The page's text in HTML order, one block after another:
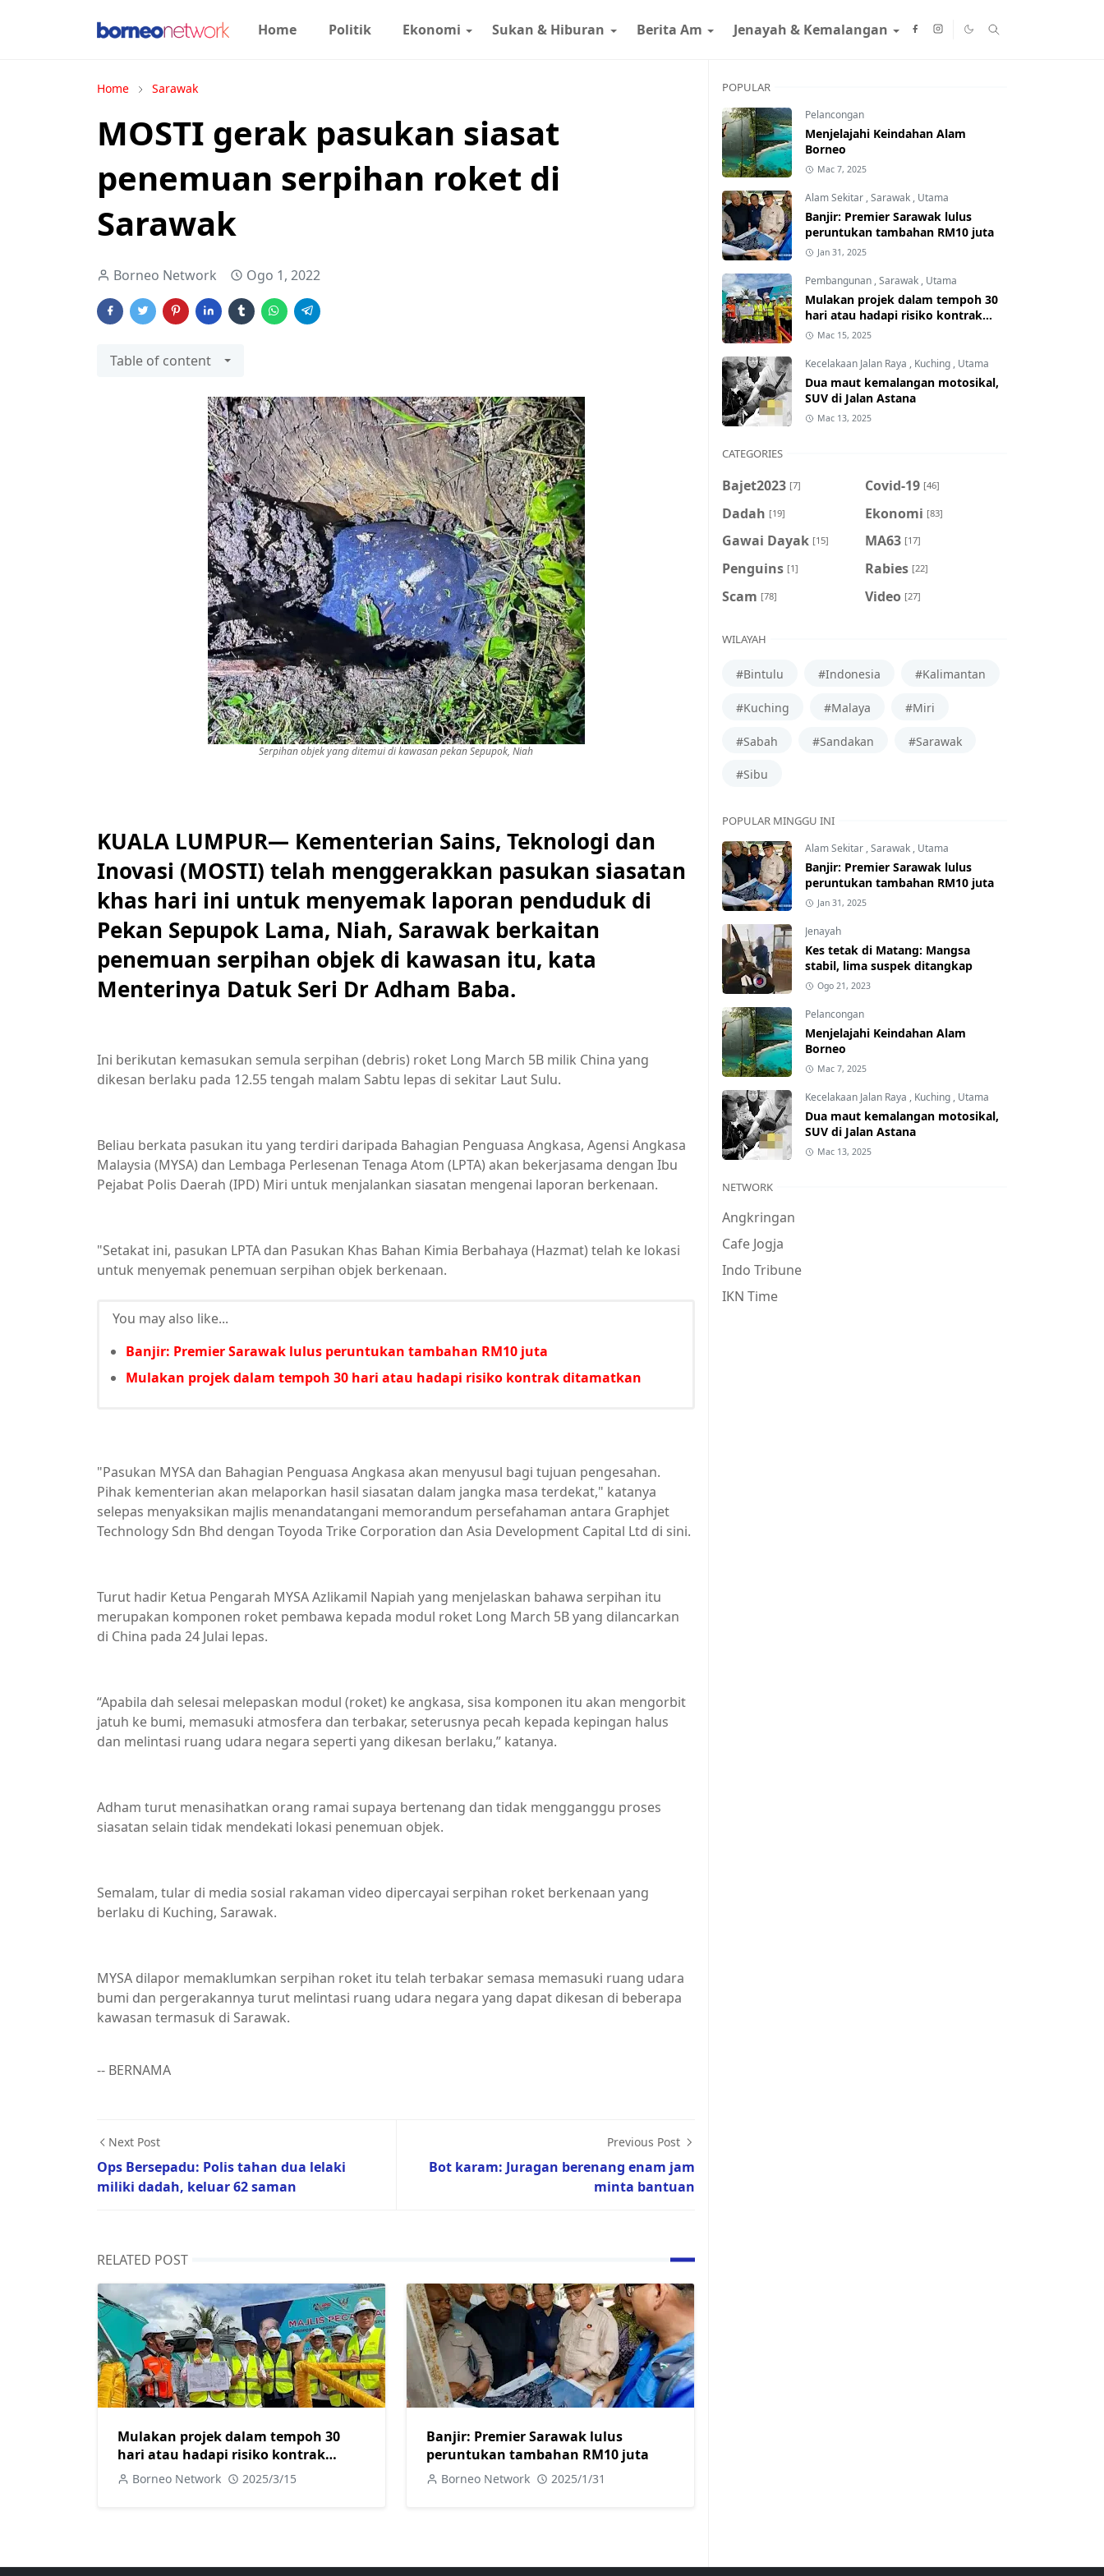
Home Politik Ekonomi Sukan & Hiburan Berita Am Jenayah & Kemalangan
Home Sarawak
MOSTI gerak pasukan siasat
penemuan serpihan roket di
Sarawak
Borneo Network Ogo 1, 2022
Table of content
Serpihan objek yang ditemui di kawasan pekan Sepupok, Niah
KUALA LUMPUR— Kementerian Sains, Teknologi dan
Inovasi (MOSTI) telah menggerakkan pasukan siasatan
khas hari ini untuk menyemak laporan penduduk di
Pekan Sepupok Lama, Niah, Sarawak berkaitan
penemuan serpihan objek di kawasan itu, kata
Menterinya Datuk Seri Dr Adham Baba.
Ini berikutan kemasukan semula serpihan (debris) roket Long March 5B milik China yang
dikesan berlaku pada 12.55 tengah malam Sabtu lepas di sekitar Laut Sulu.
Beliau berkata pasukan itu yang terdiri daripada Bahagian Penguasa Angkasa, Agensi Angkasa
Malaysia (MYSA) dan Lembaga Perlesenan Tenaga Atom (LPTA) akan bekerjasama dengan Ibu
Pejabat Polis Daerah (IPD) Miri untuk menjalankan siasatan mengenai laporan berkenaan.
"Setakat ini, pasukan LPTA dan Pasukan Khas Bahan Kimia Berbahaya (Hazmat) telah ke lokasi
untuk menyemak penemuan serpihan objek berkenaan.
You may also like...
Banjir: Premier Sarawak lulus peruntukan tambahan RM10 juta
Mulakan projek dalam tempoh 30 hari atau hadapi risiko kontrak ditamatkan
"Pasukan MYSA dan Bahagian Penguasa Angkasa akan menyusul bagi tujuan pengesahan.
Pihak kementerian akan melaporkan hasil siasatan dalam jangka masa terdekat," katanya
selepas menyaksikan majlis menandatangani memorandum persefahaman antara Graphjet
Technology Sdn Bhd dengan Toyoda Trike Corporation dan Asia Development Capital Ltd di sini.
Turut hadir Ketua Pengarah MYSA Azlikamil Napiah yang menjelaskan bahawa serpihan itu
merupakan komponen roket pembawa kepada modul roket Long March 5B yang dilancarkan
di China pada 24 Julai lepas.
“Apabila dah selesai melepaskan modul (roket) ke angkasa, sisa komponen itu akan mengorbit
jatuh ke bumi, memasuki atmosfera dan terbakar, seterusnya pecah kepada kepingan halus
dan melintasi ruang udara negara seperti yang dikesan berlaku,” katanya.
Adham turut menasihatkan orang ramai supaya bertenang dan tidak mengganggu proses
siasatan selain tidak mendekati lokasi penemuan objek.
Semalam, tular di media sosial rakaman video dipercayai serpihan roket berkenaan yang
berlaku di Kuching, Sarawak.
MYSA dilapor memaklumkan serpihan roket itu telah terbakar semasa memasuki ruang udara
bumi dan pergerakannya turut melintasi ruang udara negara yang dapat dikesan di beberapa
kawasan termasuk di Sarawak.
-- BERNAMA
Next Post
Ops Bersepadu: Polis tahan dua lelaki
miliki dadah, keluar 62 saman
Previous Post
Bot karam: Juragan berenang enam jam
minta bantuan
RELATED POST
Mulakan projek dalam tempoh 30
hari atau hadapi risiko kontrak
ditamatkan
Borneo Network 2025/3/15
Banjir: Premier Sarawak lulus
peruntukan tambahan RM10 juta
Borneo Network 2025/1/31
POPULAR
Pelancongan
Menjelajahi Keindahan Alam
Borneo
Mac 7, 2025
Alam Sekitar ,Sarawak , Utama
Banjir: Premier Sarawak lulus
peruntukan tambahan RM10 juta
Jan 31, 2025
Pembangunan ,Sarawak , Utama
Mulakan projek dalam tempoh 30
hari atau hadapi risiko kontrak
ditamatkan
Mac 15, 2025
Kecelakaan Jalan Raya , Kuching , Utama
Dua maut kemalangan motosikal,
SUV di Jalan Astana
Mac 13, 2025
CATEGORIES
Bajet2023 [7] Covid-19 [46]
Dadah [19] Ekonomi [83]
Gawai Dayak [15] MA63 [17]
Penguins [1] Rabies [22]
Scam [78] Video [27]
WILAYAH
#Bintulu #Indonesia #Kalimantan
#Kuching #Malaya #Miri
#Sabah #Sandakan #Sarawak
#Sibu
POPULAR MINGGU INI
Alam Sekitar ,Sarawak , Utama
Banjir: Premier Sarawak lulus
peruntukan tambahan RM10 juta
Jan 31, 2025
Jenayah
Kes tetak di Matang: Mangsa
stabil, lima suspek ditangkap
Ogo 21, 2023
Pelancongan
Menjelajahi Keindahan Alam
Borneo
Mac 7, 2025
Kecelakaan Jalan Raya , Kuching , Utama
Dua maut kemalangan motosikal,
SUV di Jalan Astana
Mac 13, 2025
NETWORK
Angkringan
Cafe Jogja
Indo Tribune
IKN Time